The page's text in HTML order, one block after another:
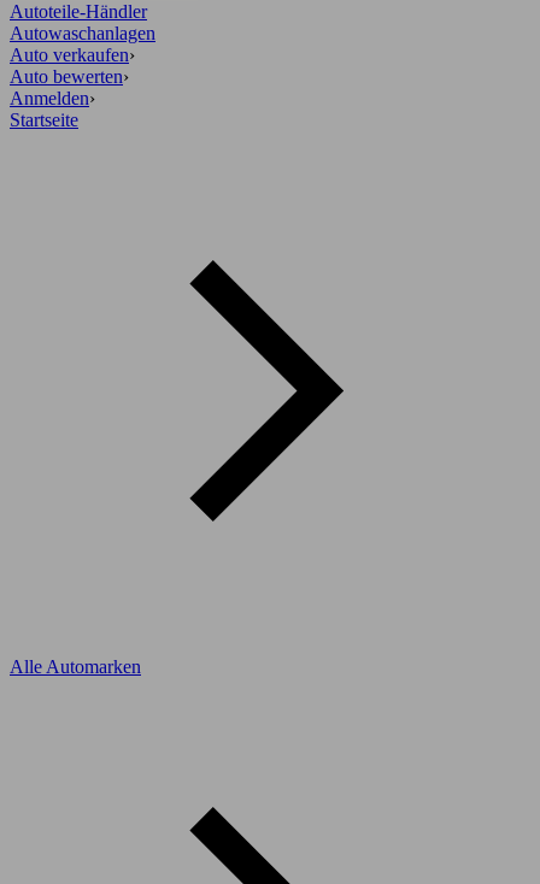
Autoteile-Händler
Autowaschanlagen
Auto verkaufen›
Auto bewerten›
Anmelden›
Startseite
Alle Automarken